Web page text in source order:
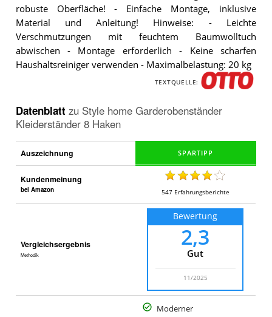
robuste Oberfläche! - Einfache Montage, inklusive
Material und Anleitung! Hinweise: - Leichte
Verschmutzungen mit feuchtem Baumwolltuch
abwischen - Montage erforderlich - Keine scharfen
Haushaltsreiniger verwenden - Maximalbelastung: 20 kg
TEXTQUELLE:
Datenblatt zu Style home Garderobenständer
Kleiderständer 8 Haken
Auszeichnung
Kundenmeinung
bei Amazon 547 Erfahrungsberichte
Vergleichsergebnis
Methodik
Bewertung
2,3
Gut
11/2025
Moderner